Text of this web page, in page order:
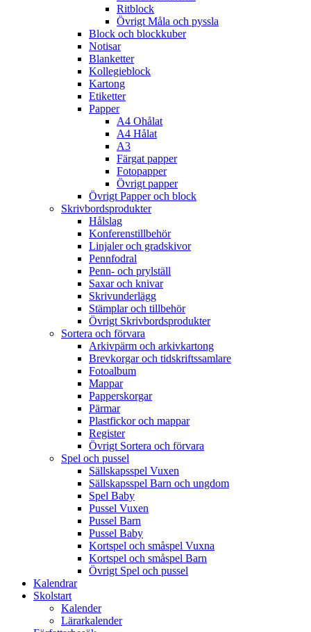
Ritblock
Övrigt Måla och pyssla
Block och blockkuber
Notisar
Blanketter
Kollegieblock
Kartong
Etiketter
Papper
A4 Ohålat
A4 Hålat
A3
Färgat papper
Fotopapper
Övrigt papper
Övrigt Papper och block
Skrivbordsprodukter
Hålslag
Konferenstillbehör
Linjaler och gradskivor
Pennfodral
Penn- och prylställ
Saxar och knivar
Skrivunderlägg
Stämplar och tillbehör
Övrigt Skrivbordsprodukter
Sortera och förvara
Arkivpärm och arkivkartong
Brevkorgar och tidskriftssamlare
Fotoalbum
Mappar
Papperskorgar
Pärmar
Plastfickor och mappar
Register
Övrigt Sortera och förvara
Spel och pussel
Sällskapsspel Vuxen
Sällskapsspel Barn och ungdom
Spel Baby
Pussel Vuxen
Pussel Barn
Pussel Baby
Kortspel och småspel Vuxna
Kortspel och småspel Barn
Övrigt Spel och pussel
Kalendrar
Skolstart
Kalender
Lärarkalender